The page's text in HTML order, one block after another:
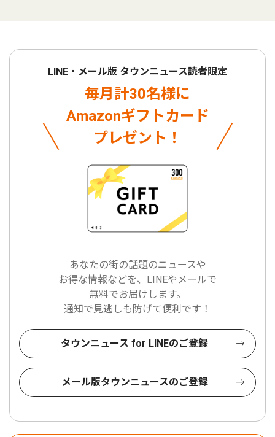
LINE・メール版 タウンニュース読者限定
毎月計30名様に
Amazonギフトカード
プレゼント！
あなたの街の話題のニュースや
お得な情報などを、LINEやメールで
無料でお届けします。
通知で見逃しも防げて便利です！
タウンニュース for LINEのご登録
メール版タウンニュースのご登録